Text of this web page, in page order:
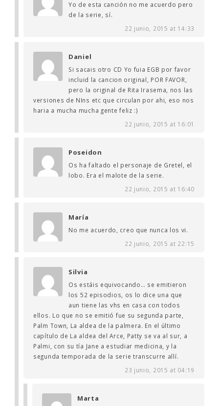
Yo de esta canción no me acuerdo pero
de la serie, sí.
22 junio, 2015 at 14:33
Daniel
Si sacais otro CD Yo fuia EGB por favor
incluid la cancion original, POR FAVOR,
pero la original de Rita Irasema, nos las
versiones de NIns etc que circulan por ahi, eso nos
haria a mucha mucha gente feliz :)
22 junio, 2015 at 16:01
Poseidon
Os ha faltado el personaje de Gretel, el
lobo. Era el malote de la serie.
22 junio, 2015 at 16:40
María
No me acuerdo, creo que nunca los vi.
22 junio, 2015 at 22:15
Silvia
Os estáis equivocando… se emitieron
los 52 episodios, os lo dice una que
aun tiene las vhs en casa con todos
ellos. Lo que no se emitió fue su segunda parte,
Palm Town, La aldea de la palmera. En el último
capítulo de La aldea del Arce, Patty se va al sur, a
Palmi, con su tía Jane a estudiar medicina, y la
segunda temporada de la serie transcurre allí.
23 junio, 2015 at 04:19
Marta